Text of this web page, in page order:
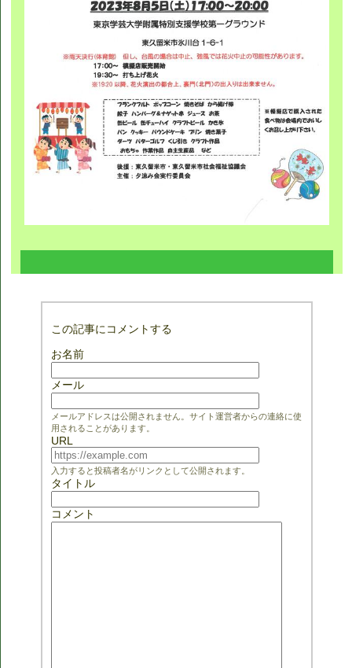
この記事にコメントする
お名前
メール
メールアドレスは公開されません。サイト運営者からの連絡に使
用されることがあります。
URL
入力すると投稿者名がリンクとして公開されます。
タイトル
コメント